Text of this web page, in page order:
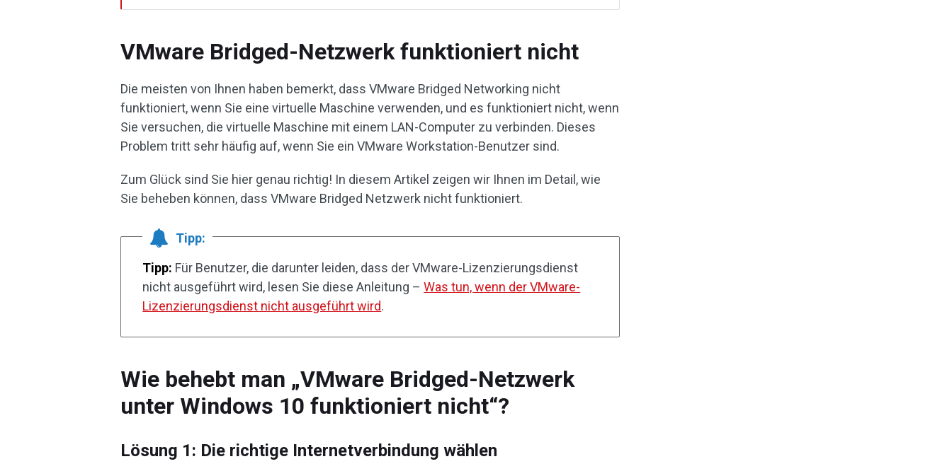
VMware Bridged-Netzwerk funktioniert nicht
Die meisten von Ihnen haben bemerkt, dass VMware Bridged Networking nicht
funktioniert, wenn Sie eine virtuelle Maschine verwenden, und es funktioniert nicht, wenn
Sie versuchen, die virtuelle Maschine mit einem LAN-Computer zu verbinden. Dieses
Problem tritt sehr häufig auf, wenn Sie ein VMware Workstation-Benutzer sind.
Zum Glück sind Sie hier genau richtig! In diesem Artikel zeigen wir Ihnen im Detail, wie
Sie beheben können, dass VMware Bridged Netzwerk nicht funktioniert.
Tipp:
Tipp: Für Benutzer, die darunter leiden, dass der VMware-Lizenzierungsdienst
nicht ausgeführt wird, lesen Sie diese Anleitung –Was tun, wenn der VMware-
Lizenzierungsdienst nicht ausgeführt wird.
Wie behebt man „VMware Bridged-Netzwerk
unter Windows 10 funktioniert nicht“?
Lösung 1: Die richtige Internetverbindung wählen